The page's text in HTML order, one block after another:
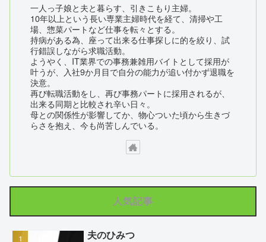
一人っ子娘と夫と暮らす、引きこもり主婦。
10年以上という長い専業主婦時代を経て、清掃や工
場、惣菜パートなど仕事を転々とする。
持病がある為、座って出来る仕事探しに的を絞り、試
行錯誤しながら求職活動。
ようやく、IT業界での事務兼雑用バイトとして採用が
叶うが、入社9か月目で自分の能力が追い付かず退職を
決意。
再び転職活動をし、再び事務パートに採用されるが、
出来る同期と比較され辛い日々。
母との関係性が影響してか、物心ついた頃から生きづ
らさを抱え、今も尚苦しんでいる。
人気記事
夫のひみつ